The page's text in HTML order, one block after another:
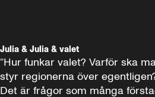
Julia & Julia & valet
“Hur funkar valet? Varför ska
styr regionerna över
Det är frågor som många